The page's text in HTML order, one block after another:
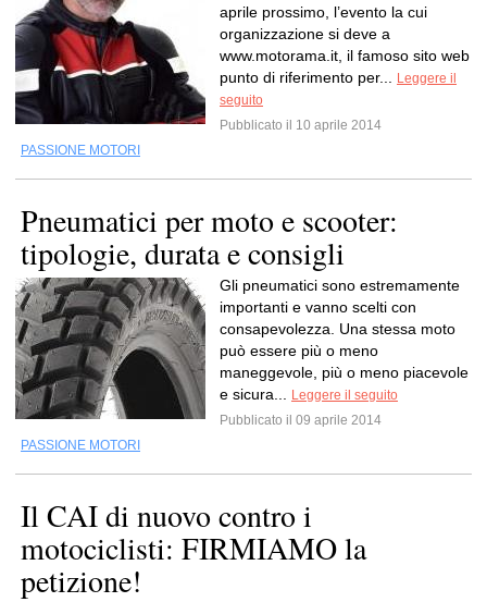
aprile prossimo, l’evento la cui
organizzazione si deve a
www.motorama.it, il famoso sito web
punto di riferimento per...
Leggere il
seguito
Pubblicato il 10 aprile 2014
PASSIONE MOTORI
Pneumatici per moto e scooter:
tipologie, durata e consigli
Gli pneumatici sono estremamente
importanti e vanno scelti con
consapevolezza. Una stessa moto
può essere più o meno
maneggevole, più o meno piacevole
e sicura...
Leggere il seguito
Pubblicato il 09 aprile 2014
PASSIONE MOTORI
Il CAI di nuovo contro i
motociclisti: FIRMIAMO la
petizione!